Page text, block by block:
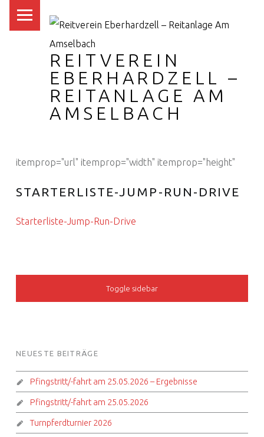
REITVEREIN
EBERHARDZELL –
REITANLAGE AM
AMSELBACH
itemprop="url" itemprop="width" itemprop="height"
STARTERLISTE-JUMP-RUN-DRIVE
Starterliste-Jump-Run-Drive
SIDEBAR
Toggle sidebar
FOOTER SIDEBAR
NEUESTE BEITRÄGE
Pfingstritt/-fahrt am 25.05.2026 – Ergebnisse
Pfingstritt/-fahrt am 25.05.2026
Turnpferdturnier 2026